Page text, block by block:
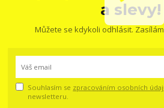
a slevy!
Můžete se kdykoli odhlásit.
Souhlasím se zpracováním osobních
newsletteru.